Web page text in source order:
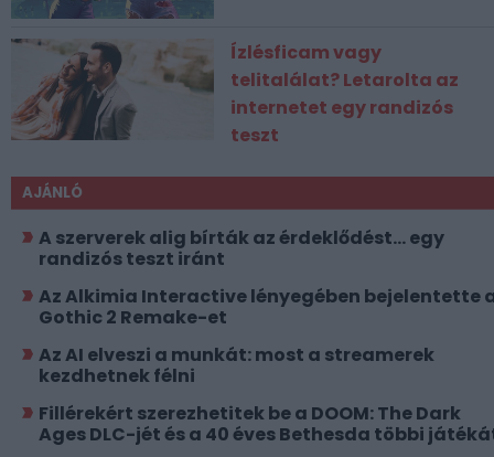
Ízlésficam vagy
telitalálat? Letarolta az
internetet egy randizós
teszt
AJÁNLÓ
A szerverek alig bírták az érdeklődést... egy
randizós teszt iránt
Az Alkimia Interactive lényegében bejelentette
Gothic 2 Remake-et
Az AI elveszi a munkát: most a streamerek
kezdhetnek félni
Fillérekért szerezhetitek be a DOOM: The Dark
Ages DLC-jét és a 40 éves Bethesda többi